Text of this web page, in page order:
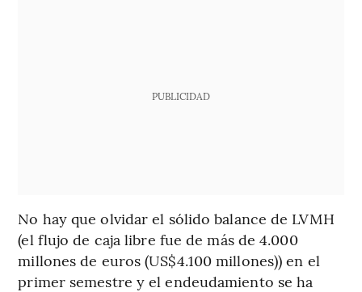
PUBLICIDAD
No hay que olvidar el sólido balance de LVMH
(el flujo de caja libre fue de más de 4.000
millones de euros (US$4.100 millones)) en el
primer semestre y el endeudamiento se ha